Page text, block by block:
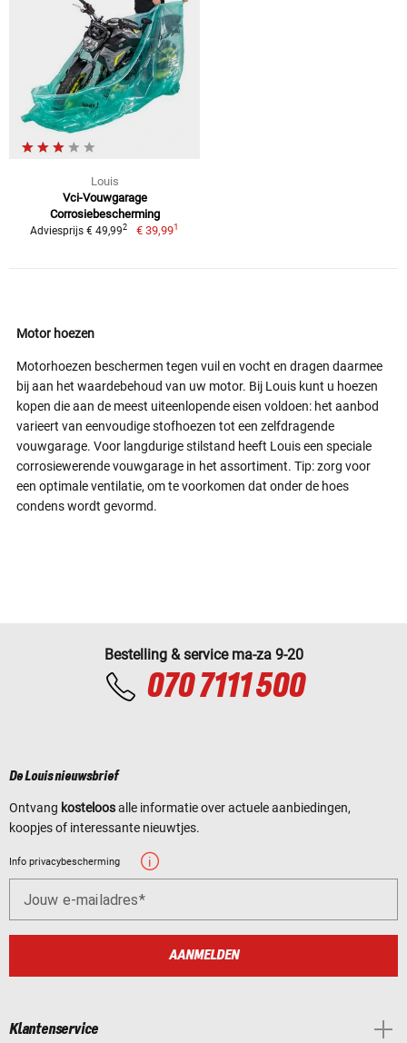
Louis
Vci-Vouwgarage
Corrosiebescherming
Adviesprijs € 49,992 € 39,991
Motor hoezen
Motorhoezen beschermen tegen vuil en vocht en dragen daarmee
bij aan het waardebehoud van uw motor. Bij Louis kunt u hoezen
kopen die aan de meest uiteenlopende eisen voldoen: het aanbod
varieert van eenvoudige stofhoezen tot een zelfdragende
vouwgarage. Voor langdurige stilstand heeft Louis een speciale
corrosiewerende vouwgarage in het assortiment. Tip: zorg voor
een optimale ventilatie, om te voorkomen dat onder de hoes
condens wordt gevormd.
Bestelling & service ma-za 9-20
070 7111 500
De Louis nieuwsbrief
Ontvang kosteloosalle informatie over actuele aanbiedingen,
koopjes of interessante nieuwtjes.
Info privacybescherming
Jouw e-mailadres
AANMELDEN
Klantenservice